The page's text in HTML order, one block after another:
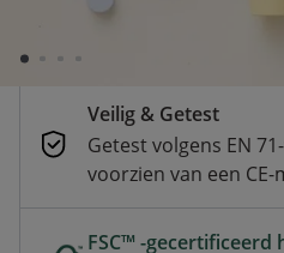
Veilig afrekenen met
Veilig & Getest
Getest volgens EN
voorzien van een
FSC™ -gecertificeerd